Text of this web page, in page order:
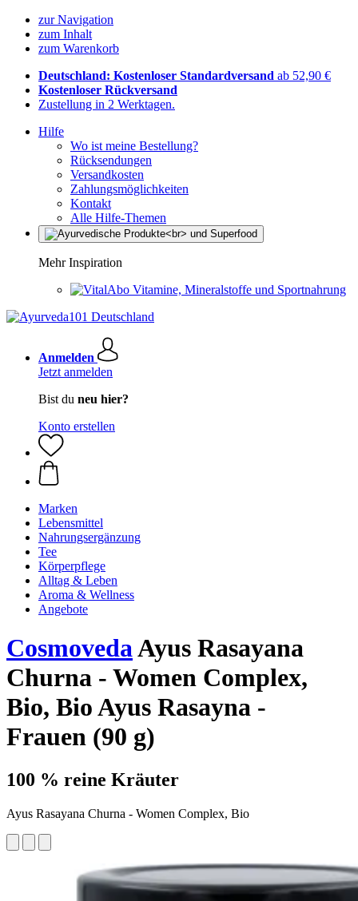
zur Navigation
zum Inhalt
zum Warenkorb
Deutschland: Kostenloser Standardversand ab 52,90 €
Kostenloser Rückversand
Zustellung in 2 Werktagen.
Hilfe
Wo ist meine Bestellung?
Rücksendungen
Versandkosten
Zahlungsmöglichkeiten
Kontakt
Alle Hilfe-Themen
Mehr Inspiration
Vitamine, Mineralstoffe und Sportnahrung
Anmelden
Jetzt anmelden
Bist du neu hier?
Konto erstellen
Marken
Lebensmittel
Nahrungsergänzung
Tee
Körperpflege
Alltag & Leben
Aroma & Wellness
Angebote
CosmovedaAyus Rasayana
Churna - Women Complex,
Bio, Bio Ayus Rasayna -
Frauen (90 g)
100 % reine Kräuter
Ayus Rasayana Churna - Women Complex, Bio